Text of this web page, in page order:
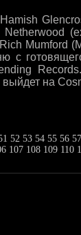
Mumford
с
на
52 53 54 55 56 57
107 108 109 110